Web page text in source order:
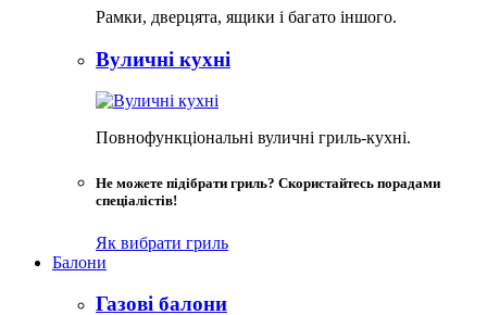
Рамки, дверцята, ящики і багато іншого.
Вуличні кухні
Повнофункціональні вуличні гриль-кухні.
Не можете підібрати гриль? Скористайтесь порадами
спеціалістів!
Як вибрати гриль
Балони
Газові балони